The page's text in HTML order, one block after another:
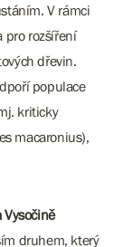
V rámci
pro rozšíření
dřevin.
populace
kriticky
macaronius),
druhem, který